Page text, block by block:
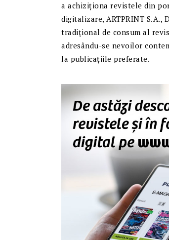
a achiziționa revistele din
digitalizare, ARTPRINT
tradițional de consum al
adresându-se nevoilor
la publicațiile preferate.